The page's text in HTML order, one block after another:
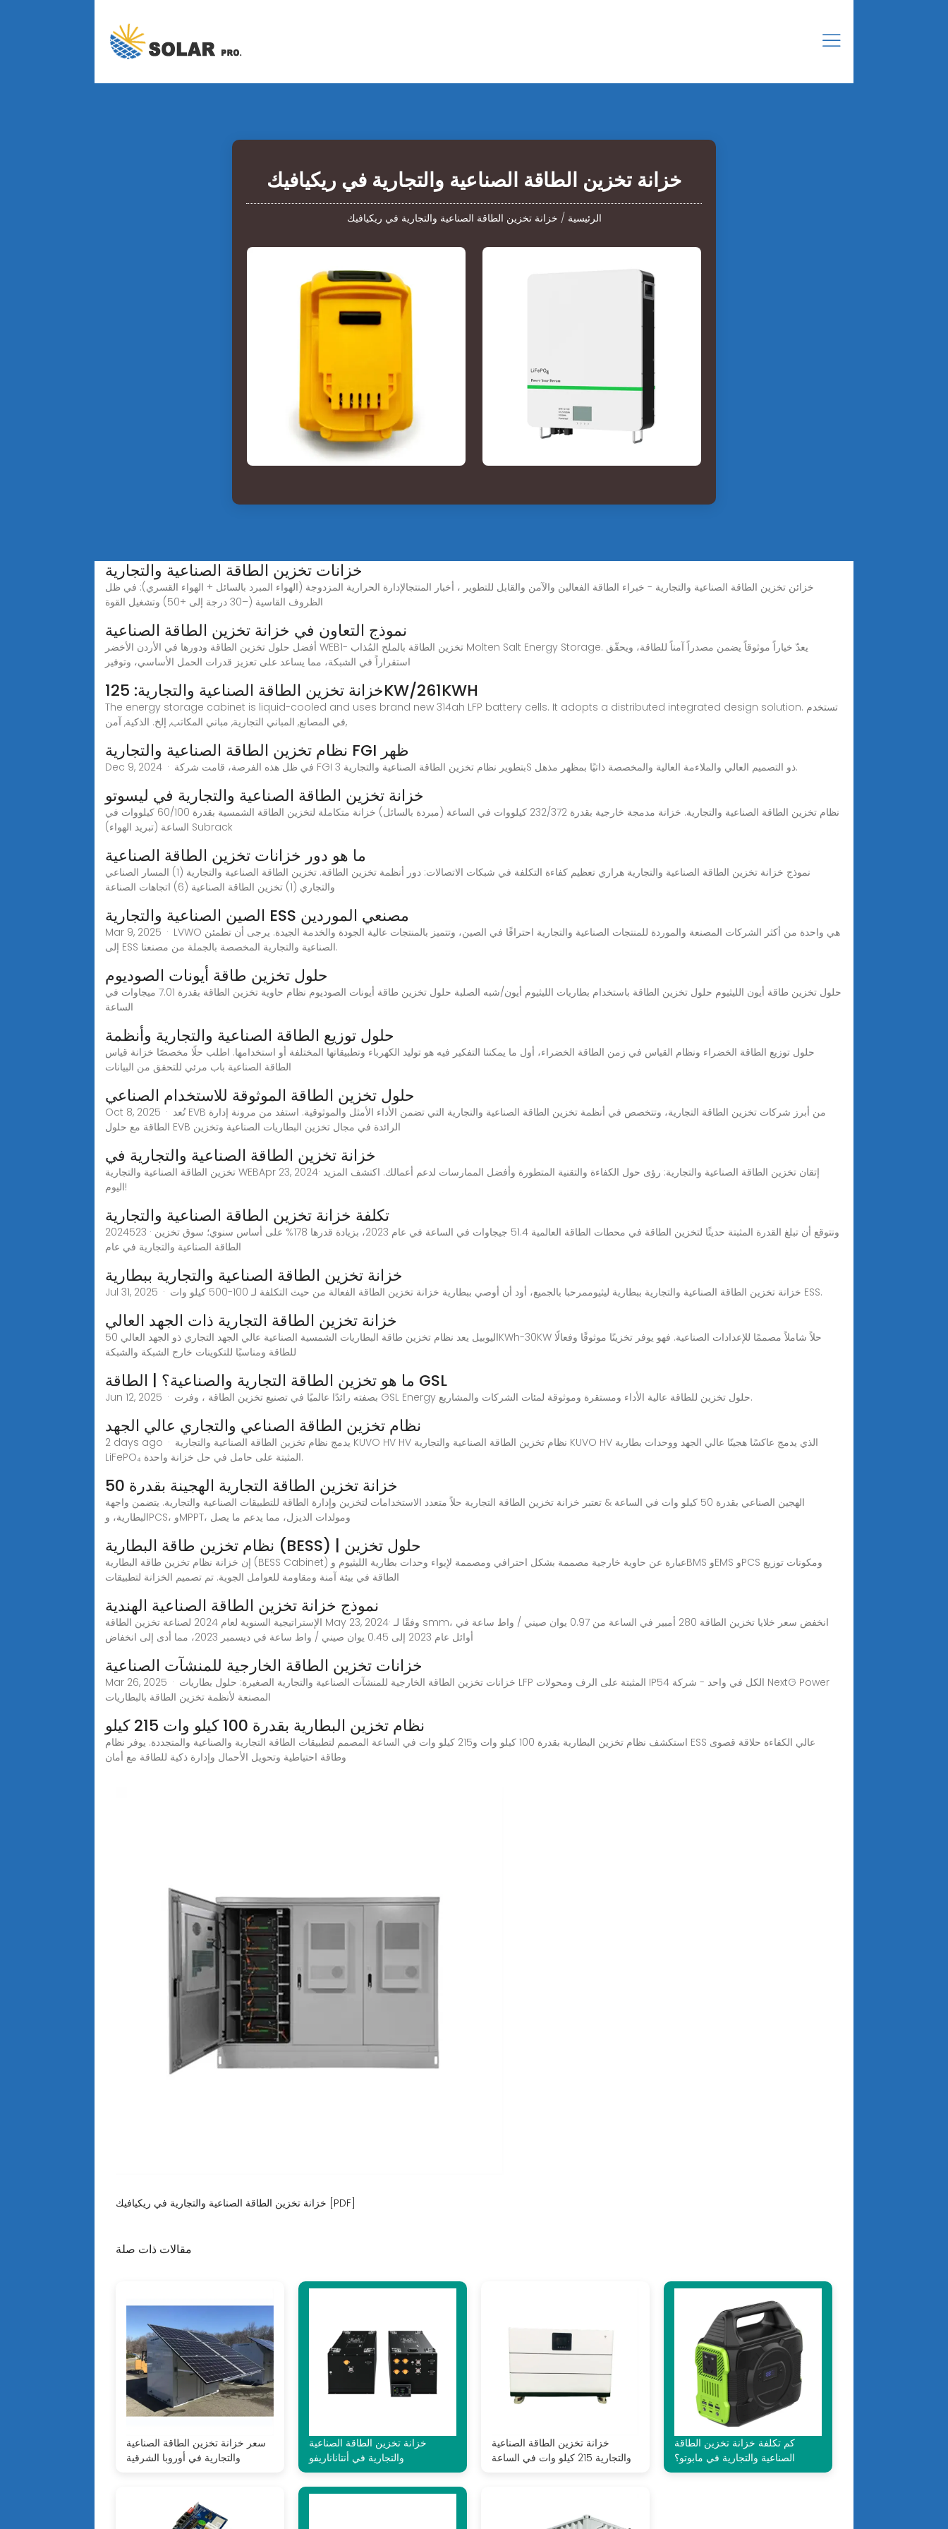
خزانة تخزين الطاقة الصناعية والتجارية في ريكيافيك
الرئيسية / خزانة تخزين الطاقة الصناعية والتجارية في ريكيافيك
خزانات تخزين الطاقة الصناعية والتجارية
خزائن تخزين الطاقة الصناعية والتجارية - خبراء الطاقة الفعالين والآمن والقابل للتطوير ، أخبار المنتجالإدارة الحرارية المزدوجة (الهواء المبرد بالسائل + الهواء القسري): في ظل
الظروف القاسية (–30 درجة إلى +50) وتشغيل القوة
نموذج التعاون في خزانة تخزين الطاقة الصناعية
أفضل حلول تخزين الطاقة ودورها في الأردن الأخضر WEB1- تخزين الطاقة بالملح المُذاب Molten Salt Energy Storage. يعدّ خياراً موثوقاً يضمن مصدراً آمناً للطاقة، ويحقّق
استقراراً في الشبكة، مما يساعد على تعزيز قدرات الحمل الأساسي، وتوفير
خزانة تخزين الطاقة الصناعية والتجارية: 125KW/261KWH
The energy storage cabinet is liquid-cooled and uses brand new 314ah LFP battery cells. It adopts a distributed integrated design solution. تستخدم
في المصانع, المباني التجارية, مباني المكاتب, إلخ. الذكية, آمن,
نظام تخزين الطاقة الصناعية والتجارية FGI ظهر
Dec 9, 2024 · في ظل هذه الفرصة، قامت شركة FGI بتطوير نظام تخزين الطاقة الصناعية والتجارية 3S ذو التصميم العالي والملاءمة العالية والمخصصة ذاتيًا بمظهر مذهل.
خزانة تخزين الطاقة الصناعية والتجارية في ليسوتو
نظام تخزين الطاقة الصناعية والتجارية. خزانة مدمجة خارجية بقدرة 232/372 كيلووات في الساعة (مبردة بالسائل) خزانة متكاملة لتخزين الطاقة الشمسية بقدرة 60/100 كيلووات في
الساعة (تبريد الهواء) Subrack
ما هو دور خزانات تخزين الطاقة الصناعية
نموذج خزانة تخزين الطاقة الصناعية والتجارية هراري تعظيم كفاءة التكلفة في شبكات الاتصالات: دور أنظمة تخزين الطاقة. تخزين الطاقة الصناعية والتجارية (1) المسار الصناعي
والتجاري (1) تخزين الطاقة الصناعية (6) اتجاهات الصناعة
الصين الصناعية والتجارية ESS مصنعي الموردين
Mar 9, 2025 · LVWO هي واحدة من أكثر الشركات المصنعة والموردة للمنتجات الصناعية والتجارية احترافًا في الصين، وتتميز بالمنتجات عالية الجودة والخدمة الجيدة. يرجى أن تطمئن
إلى ESS الصناعية والتجارية المخصصة بالجملة من مصنعنا.
حلول تخزين طاقة أيونات الصوديوم
حلول تخزين طاقة أيون الليثيوم حلول تخزين الطاقة باستخدام بطاريات الليثيوم أيون/شبه الصلبة حلول تخزين طاقة أيونات الصوديوم نظام حاوية تخزين الطاقة بقدرة 7.01 ميجاوات في
الساعة
حلول توزيع الطاقة الصناعية والتجارية وأنظمة
حلول توزيع الطاقة الخضراء ونظام القياس في زمن الطاقة الخضراء، أول ما يمكننا التفكير فيه هو توليد الكهرباء وتطبيقاتها المختلفة أو استخدامها. اطلب حلًا مخصصًا خزانة قياس
الطاقة الصناعية باب مرئي للتحقق من البيانات
حلول تخزين الطاقة الموثوقة للاستخدام الصناعي
Oct 8, 2025 · تُعد EVB من أبرز شركات تخزين الطاقة التجارية، وتتخصص في أنظمة تخزين الطاقة الصناعية والتجارية التي تضمن الأداء الأمثل والموثوقية. استفد من مرونة إدارة
الطاقة مع حلول EVB الرائدة في مجال تخزين البطاريات الصناعية وتخزين
خزانة تخزين الطاقة الصناعية والتجارية في
تخزين الطاقة الصناعية والتجارية WEBApr 23, 2024· إتقان تخزين الطاقة الصناعية والتجارية: رؤى حول الكفاءة والتقنية المتطورة وأفضل الممارسات لدعم أعمالك. اكتشف المزيد
اليوم!
تكلفة خزانة تخزين الطاقة الصناعية والتجارية
2024523 · ونتوقع أن تبلغ القدرة المثبتة حديثًا لتخزين الطاقة في محطات الطاقة العالمية 51.4 جيجاوات في الساعة في عام 2023، بزيادة قدرها 178% على أساس سنوي؛ سوق تخزين
الطاقة الصناعية والتجارية في عام
خزانة تخزين الطاقة الصناعية والتجارية ببطارية
Jul 31, 2025 · خزانة تخزين الطاقة الصناعية والتجارية ببطارية ليثيوممرحبا بالجميع، أود أن أوصي ببطارية خزانة تخزين الطاقة الفعالة من حيث التكلفة لـ 100-500 كيلو وات ESS.
خزانة تخزين الطاقة التجارية ذات الجهد العالي
اليوبيل يعد نظام تخزين طاقة البطاريات الشمسية الصناعية عالي الجهد التجاري ذو الجهد العالي 50KWh-30KW حلاً شاملاً مصممًا للإعدادات الصناعية. فهو يوفر تخزينًا موثوقًا وفعالًا
للطاقة ومناسبًا للتكوينات خارج الشبكة والشبكة
ما هو تخزين الطاقة التجارية والصناعية؟ | الطاقة GSL
Jun 12, 2025 · بصفته رائدًا عالميًا في تصنيع تخزين الطاقة ، وفرت GSL Energy حلول تخزين للطاقة عالية الأداء ومستقرة وموثوقة لمئات الشركات والمشاريع.
نظام تخزين الطاقة الصناعي والتجاري عالي الجهد
2 days ago · يدمج نظام تخزين الطاقة الصناعية والتجارية KUVO HV HV نظام تخزين الطاقة الصناعية والتجارية KUVO HV الذي يدمج عاكسًا هجينًا عالي الجهد ووحدات بطارية
LiFePO₄ المثبتة على حامل في حل خزانة واحدة.
خزانة تخزين الطاقة التجارية الهجينة بقدرة 50
الهجين الصناعي بقدرة 50 كيلو وات في الساعة & تعتبر خزانة تخزين الطاقة التجارية حلاً متعدد الاستخدامات لتخزين وإدارة الطاقة للتطبيقات الصناعية والتجارية. يتضمن واجهة
البطارية، وPCS، وMPPT، ومولدات الديزل، مما يدعم ما يصل
نظام تخزين طاقة البطارية (BESS) | حلول تخزين
إن خزانة نظام تخزين طاقة البطارية (BESS Cabinet) عبارة عن حاوية خارجية مصممة بشكل احترافي ومصممة لإيواء وحدات بطارية الليثيوم وBMS وEMS وPCS ومكونات توزيع
الطاقة في بيئة آمنة ومقاومة للعوامل الجوية. تم تصميم الخزانة لتطبيقات
نموذج خزانة تخزين الطاقة الصناعية الهندية
الإستراتيجية السنوية لعام 2024 لصناعة تخزين الطاقة May 23, 2024· وفقًا لـ smm، انخفض سعر خلايا تخزين الطاقة 280 أمبير في الساعة من 0.97 يوان صيني / واط ساعة في
أوائل عام 2023 إلى 0.45 يوان صيني / واط ساعة في ديسمبر 2023، مما أدى إلى انخفاض
خزانات تخزين الطاقة الخارجية للمنشآت الصناعية
Mar 26, 2025 · خزانات تخزين الطاقة الخارجية للمنشآت الصناعية والتجارية الصغيرة: حلول بطاريات LFP المثبتة على الرف ومحولات IP54 الكل في واحد - شركة NextG Power
المصنعة لأنظمة تخزين الطاقة بالبطاريات
نظام تخزين البطارية بقدرة 100 كيلو وات 215 كيلو
استكشف نظام تخزين البطارية بقدرة 100 كيلو وات و215 كيلو وات في الساعة المصمم لتطبيقات الطاقة التجارية والصناعية والمتجددة. يوفر نظام ESS عالي الكفاءة حلاقة قصوى
وطاقة احتياطية وتحويل الأحمال وإدارة ذكية للطاقة مع أمان
خزانة تخزين الطاقة الصناعية والتجارية في ريكيافيك [PDF]
مقالات ذات صلة
سعر خزانة تخزين الطاقة الصناعية
والتجارية في أوروبا الشرقية
خزانة تخزين الطاقة الصناعية
والتجارية في أنتاناناريفو
خزانة تخزين الطاقة الصناعية
والتجارية 215 كيلو وات في الساعة
كم تكلفة خزانة تخزين الطاقة
الصناعية والتجارية في مابوتو؟